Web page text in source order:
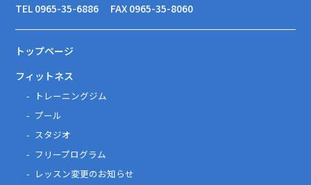
TEL 0965-35-6886
FAX 0965-35-8060
トップページ
フィットネス
トレーニングジム
プール
スタジオ
フリープログラム
レッスン変更のお知らせ